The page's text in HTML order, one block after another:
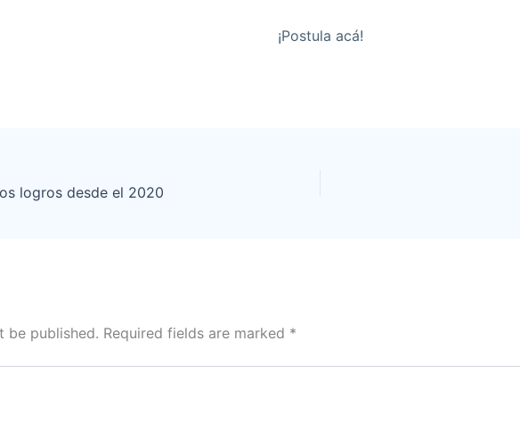
¡Postula acá!
logros desde el 2020
be published. Required fields are marked *